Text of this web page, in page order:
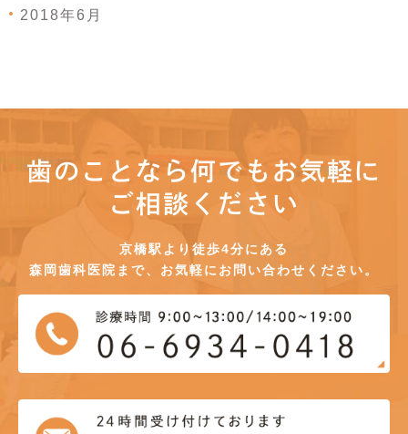
2018年6月
歯のことなら何でもお気軽に
ご相談ください
京橋駅より徒歩4分にある
森岡歯科医院まで、お気軽にお問い合わせください。